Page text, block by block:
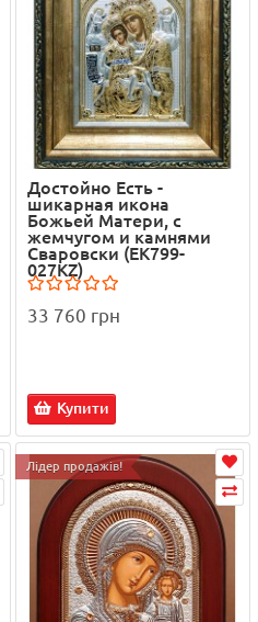
Достойно Есть -
шикарная икона
Божьей Матери, с
жемчугом и камнями
Сваровски (EK799-
027KZ)
33 760 грн
Купити
Лідер продажів!